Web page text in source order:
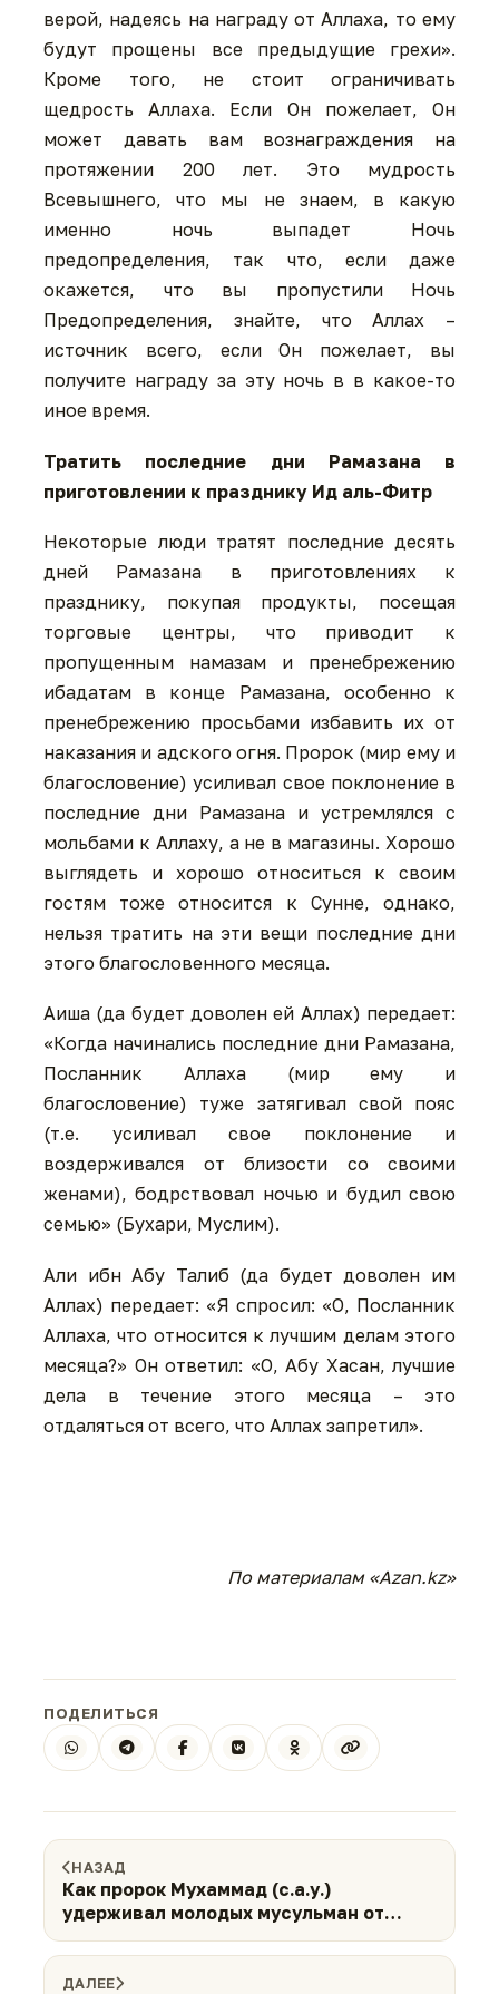
верой, надеясь на награду от Аллаха, то ему
будут прощены все предыдущие грехи».
Кроме того, не стоит ограничивать
щедрость Аллаха. Если Он пожелает, Он
может давать вам вознаграждения на
протяжении 200 лет. Это мудрость
Всевышнего, что мы не знаем, в какую
именно ночь выпадет Ночь
предопределения, так что, если даже
окажется, что вы пропустили Ночь
Предопределения, знайте, что Аллах –
источник всего, если Он пожелает, вы
получите награду за эту ночь в в какое-то
иное время.
Тратить последние дни Рамазана в
приготовлении к празднику Ид аль-Фитр
Некоторые люди тратят последние десять
дней Рамазана в приготовлениях к
празднику, покупая продукты, посещая
торговые центры, что приводит к
пропущенным намазам и пренебрежению
ибадатам в конце Рамазана, особенно к
пренебрежению просьбами избавить их от
наказания и адского огня. Пророк (мир ему и
благословение) усиливал свое поклонение в
последние дни Рамазана и устремлялся с
мольбами к Аллаху, а не в магазины. Хорошо
выглядеть и хорошо относиться к своим
гостям тоже относится к Сунне, однако,
нельзя тратить на эти вещи последние дни
этого благословенного месяца.
Аиша (да будет доволен ей Аллах) передает:
«Когда начинались последние дни Рамазана,
Посланник Аллаха (мир ему и
благословение) туже затягивал свой пояс
(т.е. усиливал свое поклонение и
воздерживался от близости со своими
женами), бодрствовал ночью и будил свою
семью» (Бухари, Муслим).
Али ибн Абу Талиб (да будет доволен им
Аллах) передает: «Я спросил: «О, Посланник
Аллаха, что относится к лучшим делам этого
месяца?» Он ответил: «О, Абу Хасан, лучшие
дела в течение этого месяца – это
отдаляться от всего, что Аллах запретил».
По материалам «Azan.kz»
ПОДЕЛИТЬСЯ
НАЗАД
Как пророк Мухаммад (с.а.у.)
удерживал молодых мусульман от
крайностей?
ДАЛЕЕ